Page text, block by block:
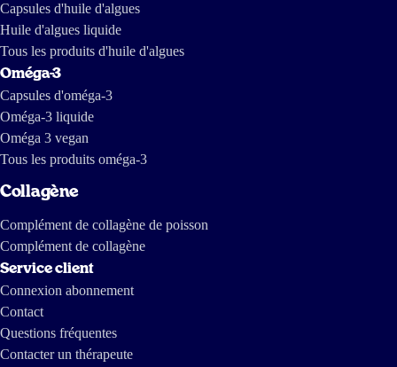
Capsules d'huile d'algues
Huile d'algues liquide
Tous les produits d'huile d'algues
Oméga-3
Capsules d'oméga-3
Oméga-3 liquide
Oméga 3 vegan
Tous les produits oméga-3
Collagène
Complément de collagène de poisson
Complément de collagène
Service client
Connexion abonnement
Contact
Questions fréquentes
Contacter un thérapeute